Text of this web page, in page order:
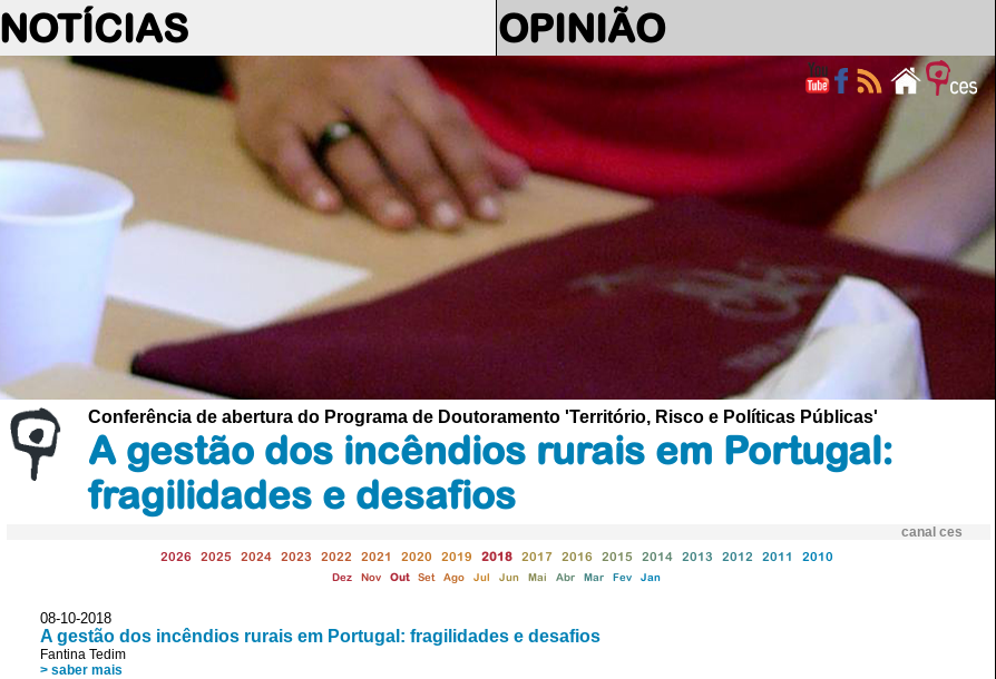
NOTÍCIAS OPINIÃO
Conferência de abertura do Programa de Doutoramento 'Território, Risco e Políticas Públicas'
A gestão dos incêndios rurais em Portugal:
fragilidades e desafios
canal ces
2026 2025 2024 2023 2022 2021 2020 2019 2018 2017 2016 2015 2014 2013 2012 2011 2010
Dez Nov Out Set Ago Jul Jun Mai Abr Mar Fev Jan
08-10-2018
A gestão dos incêndios rurais em Portugal: fragilidades e desafios
Fantina Tedim
> saber mais